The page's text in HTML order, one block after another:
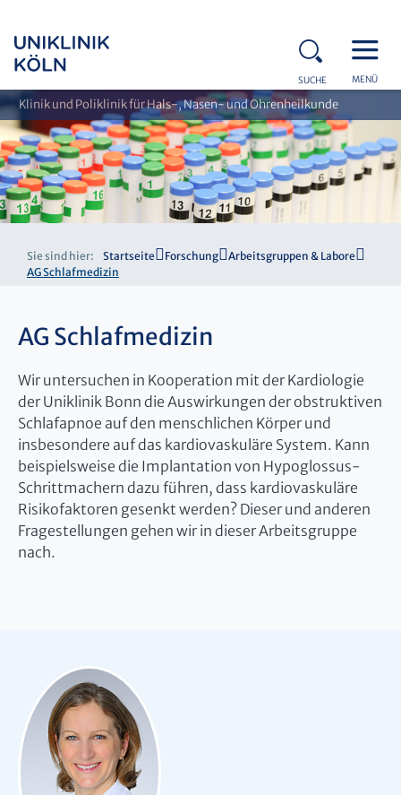
SUCHE MENÜ
Klinik und Poliklinik für Hals-, Nasen- und Ohrenheilkunde
Sie sind hier: Startseite Forschung
Arbeitsgruppen & Labore
AG Schlafmedizin
AG Schlafmedizin
Wir untersuchen in Kooperation mit der Kardiologie
der Uniklinik Bonn die Auswirkungen der obstruktiven
Schlafapnoe auf den menschlichen Körper und
insbesondere auf das kardiovaskuläre System. Kann
beispielsweise die Implantation von Hypoglossus-
Schrittmachern dazu führen, dass kardiovaskuläre
Risikofaktoren gesenkt werden? Dieser und anderen
Fragestellungen gehen wir in dieser Arbeitsgruppe
nach.